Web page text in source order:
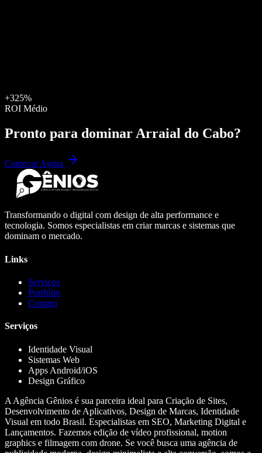
+325%
ROI Médio
Pronto para dominar Arraial do Cabo?
Começar Agora
Transformando o digital com design de alta performance e
tecnologia. Somos especialistas em criar marcas e sistemas que
dominam o mercado.
Links
Serviços
Portfólio
Contato
Serviços
Identidade Visual
Sistemas Web
Apps Android/iOS
Design Gráfico
A Agência Gênios é sua parceira ideal para Criação de Sites,
Desenvolvimento de Aplicativos, Design de Marcas, Identidade
Visual em todo Brasil. Especialistas em SEO, Marketing Digital e
Lançamentos. Fazemos edição de vídeo profissional, motion
graphics e filmagem com drone. Se você busca uma agência de